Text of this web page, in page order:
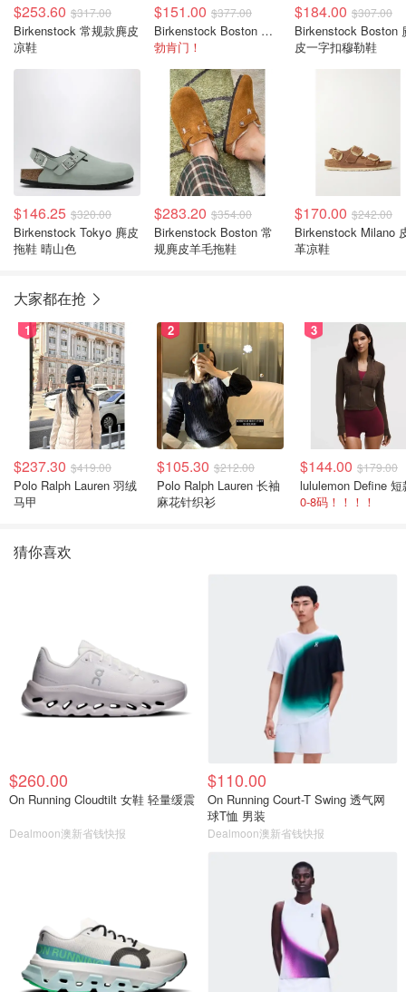
$253.60 $317.00
Birkenstock 常规款麂皮
凉鞋
$151.00 $377.00
Birkenstock Boston 麂皮凉鞋
勃肯门！
$184.00 $307.00
Birkenstock Boston 麂
皮一字扣穆勒鞋
$146.25 $320.00
Birkenstock Tokyo 麂皮
拖鞋 晴山色
$283.20 $354.00
Birkenstock Boston 常
规麂皮羊毛拖鞋
$170.00 $242.00
Birkenstock Milano
革凉鞋
大家都在抢
1
$237.30 $419.00
Polo Ralph Lauren 羽绒
马甲
2
$105.30 $212.00
Polo Ralph Lauren 长袖
麻花针织衫
3
$144.00 $179.00
0-8码！！！！
猜你喜欢
$260.00
On Running Cloudtilt 女鞋 轻量缓震
Dealmoon澳新省钱快报
$110.00
On Running Court-T Swing 透气网
球T恤 男装
Dealmoon澳新省钱快报